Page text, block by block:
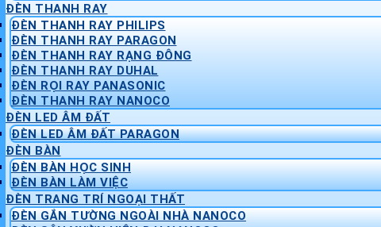
ĐÈN THANH RAY
ĐÈN THANH RAY PHILIPS
ĐÈN THANH RAY PARAGON
ĐÈN THANH RAY RẠNG ĐÔNG
ĐÈN THANH RAY DUHAL
ĐÈN RỌI RAY PANASONIC
ĐÈN THANH RAY NANOCO
ĐÈN LED ÂM ĐẤT
ĐÈN LED ÂM ĐẤT PARAGON
ĐÈN BÀN
ĐÈN BÀN HỌC SINH
ĐÈN BÀN LÀM VIỆC
ĐÈN TRANG TRÍ NGOẠI THẤT
ĐÈN GẮN TƯỜNG NGOÀI NHÀ NANOCO